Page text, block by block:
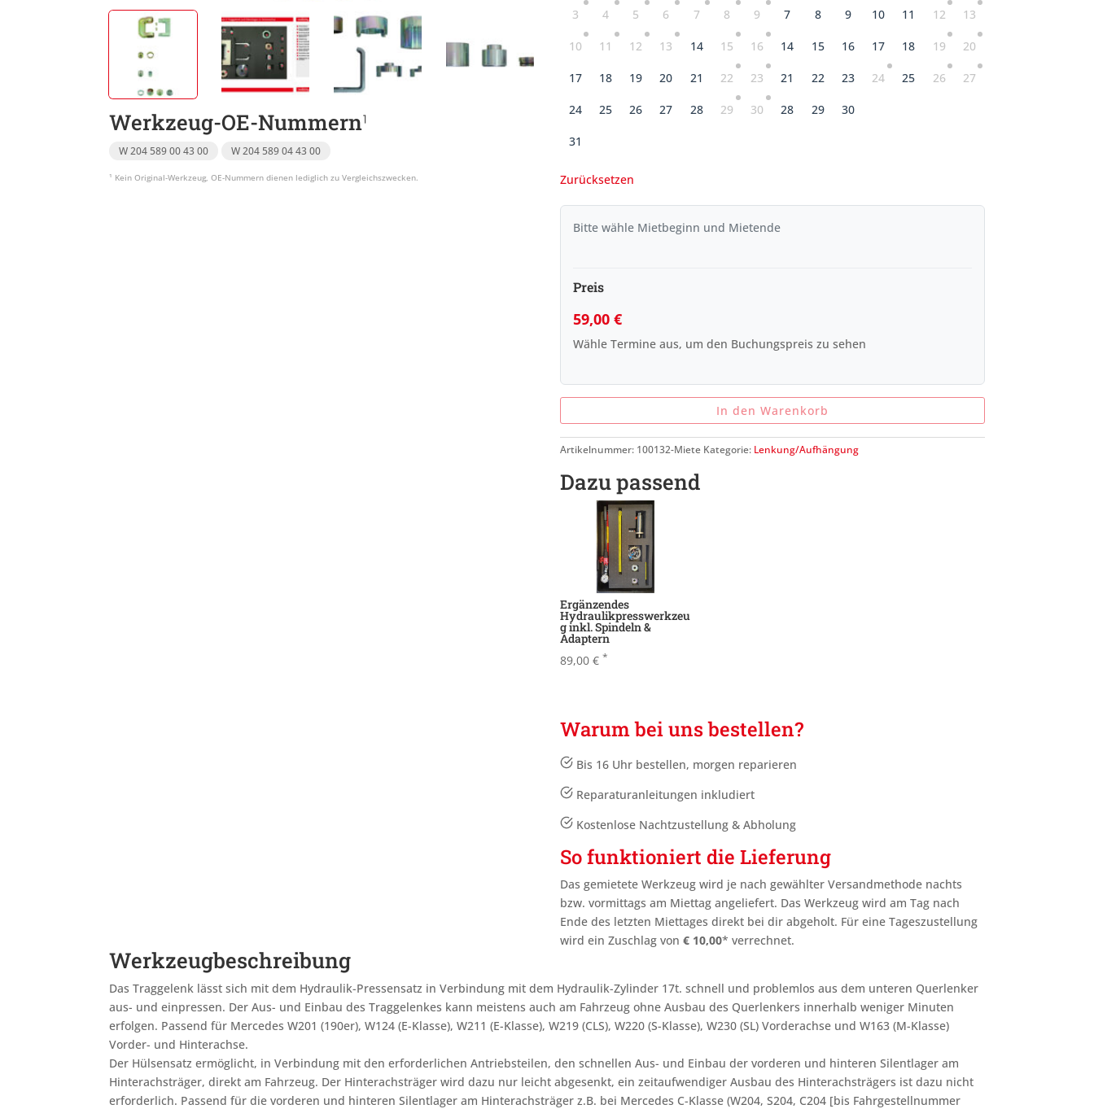
Werkzeug-OE-Nummern
W 204 589 00 43 00 W 204 589 04 43 00
3 4 5 6 7 8 9
10 11 12 13 14 15 16
17 18 19 20 21 22 23
24 25 26 27 28 29 30
31
7 8 9 10 11 12 13
14 15 16 17 18 19 20
21 22 23 24 25 26 27
28 29 30
Zurücksetzen
Bitte wähle Mietbeginn und Mietende
Preis
59,00€
Wähle Termine aus, um den Buchungspreis zu sehen
In den Warenkorb
Artikelnummer: 100132-Miete Kategorie: Lenkung/Aufhängung
Dazu passend
Ergänzendes
Hydraulikpresswerkzeu
g inkl. Spindeln &
Adaptern
89,00€ *
Warum bei uns bestellen?
Bis 16 Uhr bestellen, morgen reparieren
Reparaturanleitungen inkludiert
Kostenlose Nachtzustellung & Abholung
So funktioniert die Lieferung
Das gemietete Werkzeug wird je nach gewählter Versandmethode nachts
bzw. vormittags am Miettag angeliefert. Das Werkzeug wird am Tag nach
Ende des letzten Miettagesdirekt bei dir abgeholt. Für eine Tageszustellung
wird ein Zuschlag von€ 10,00* verrechnet.
Werkzeugbeschreibung
Das Traggelenk lässt sich mit dem Hydraulik-Pressensatz in Verbindung mit dem Hydraulik-Zylinder 17t. schnell und problemlos aus dem unteren Querlenker
aus- und einpressen. Der Aus- und Einbau des Traggelenkes kann meistens auch am Fahrzeug ohne Ausbau des Querlenkers innerhalb weniger Minuten
erfolgen. Passend für Mercedes W201 (190er), W124 (E-Klasse), W211 (E-Klasse), W219 (CLS), W220 (S-Klasse), W230 (SL) Vorderachse und W163 (M-Klasse)
Vorder- und Hinterachse.
Der Hülsensatz ermöglicht, in Verbindung mit den erforderlichen Antriebsteilen, den schnellen Aus- und Einbau der vorderen und hinteren Silentlager am
Hinterachsträger, direkt am Fahrzeug. Der Hinterachsträger wird dazu nur leicht abgesenkt, ein zeitaufwendiger Ausbau des Hinterachsträgers ist dazu nicht
erforderlich. Passend für die vorderen und hinteren Silentlager am Hinterachsträger z.B. bei Mercedes C-Klasse (W204, S204, C204 [bis Fahrgestellnummer